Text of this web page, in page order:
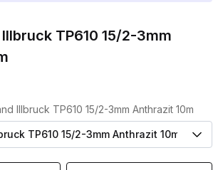
TP610 15/2-3mm
Illbruck TP610 15/2-3mm Anthrazit 10m